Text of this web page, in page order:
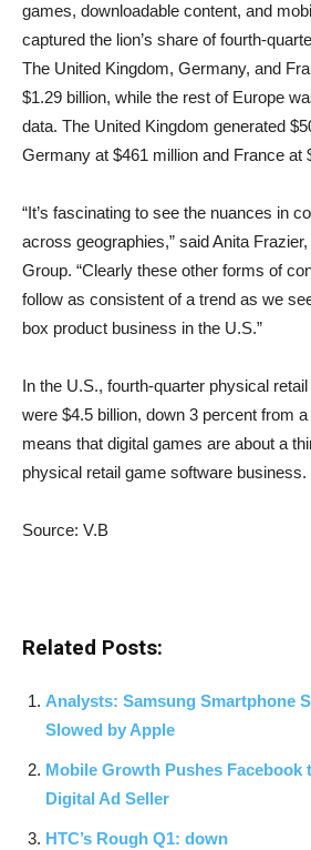
games, downloadable content, and
captured the lion’s share of fourth-
The United Kingdom, Germany, and
$1.29 billion, while the rest of Europe
data. The United Kingdom generated
Germany at $461 million and France at
“It’s fascinating to see the nuances in
across geographies,” said Anita
Group. “Clearly these other forms of
follow as consistent of a trend as we
box product business in the U.S.”
In the U.S., fourth-quarter physical
were $4.5 billion, down 3 percent from
means that digital games are about a
physical retail game software business.
Source: V.B
Related Posts:
Analysts: Samsung Smartphone
Slowed by Apple
Mobile Growth Pushes Facebook
Digital Ad Seller
HTC’s Rough Q1: down